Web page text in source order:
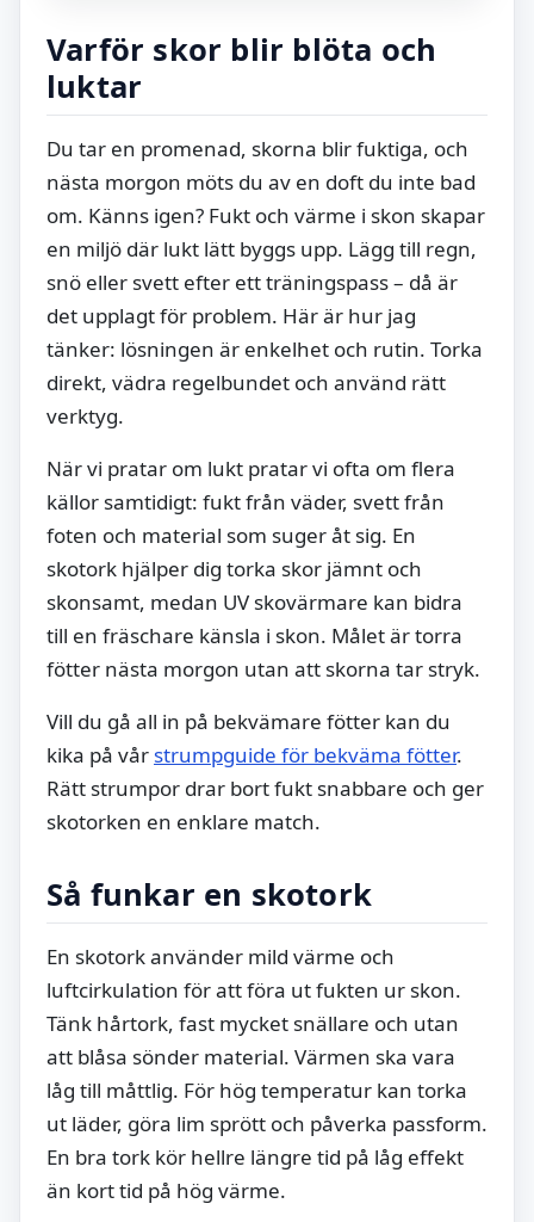
Varför skor blir blöta och
luktar
Du tar en promenad, skorna blir fuktiga, och
nästa morgon möts du av en doft du inte bad
om. Känns igen? Fukt och värme i skon skapar
en miljö där lukt lätt byggs upp. Lägg till regn,
snö eller svett efter ett träningspass – då är
det upplagt för problem. Här är hur jag
tänker: lösningen är enkelhet och rutin. Torka
direkt, vädra regelbundet och använd rätt
verktyg.
När vi pratar om lukt pratar vi ofta om flera
källor samtidigt: fukt från väder, svett från
foten och material som suger åt sig. En
skotork hjälper dig torka skor jämnt och
skonsamt, medan UV skovärmare kan bidra
till en fräschare känsla i skon. Målet är torra
fötter nästa morgon utan att skorna tar stryk.
Vill du gå all in på bekvämare fötter kan du
kika på vår strumpguide för bekväma fötter.
Rätt strumpor drar bort fukt snabbare och ger
skotorken en enklare match.
Så funkar en skotork
En skotork använder mild värme och
luftcirkulation för att föra ut fukten ur skon.
Tänk hårtork, fast mycket snällare och utan
att blåsa sönder material. Värmen ska vara
låg till måttlig. För hög temperatur kan torka
ut läder, göra lim sprött och påverka passform.
En bra tork kör hellre längre tid på låg effekt
än kort tid på hög värme.